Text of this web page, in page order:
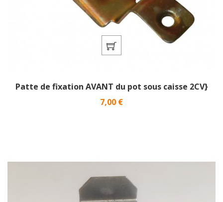
Patte de fixation AVANT du pot sous caisse 2CV}
Prix
7,00 €